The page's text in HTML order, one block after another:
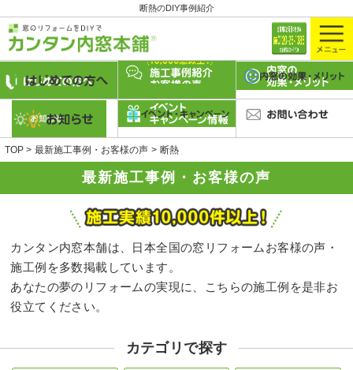
断熱のDIY事例紹介
最新施工事例・お客様の声
TOP 最新施工事例・お客様の声 断熱
カンタン内窓本舗は、日本全国の窓リフォームお客様の声・
施工例を多数掲載しています。
あなたの夢のリフォームの実現に、こちらの施工例を是非お
役立てください。
カテゴリで探す